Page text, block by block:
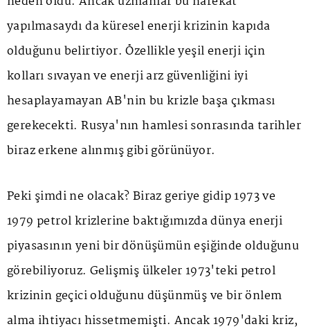
yapılmasaydı da küresel enerji krizinin kapıda
olduğunu belirtiyor. Özellikle yeşil enerji için
kolları sıvayan ve enerji arz güvenliğini iyi
hesaplayamayan AB'nin bu krizle başa çıkması
gerekecekti. Rusya'nın hamlesi sonrasında tarihler
biraz erkene alınmış gibi görünüyor.
Peki şimdi ne olacak? Biraz geriye gidip 1973 ve
1979 petrol krizlerine baktığımızda dünya enerji
piyasasının yeni bir dönüşümün eşiğinde olduğunu
görebiliyoruz. Gelişmiş ülkeler 1973'teki petrol
krizinin geçici olduğunu düşünmüş ve bir önlem
alma ihtiyacı hissetmemişti. Ancak 1979'daki kriz,